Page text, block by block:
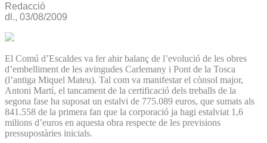
Redacció
dl., 03/08/2009
El Comú d’Escaldes va fer ahir balanç de l’evolució de les obres
d’embelliment de les avingudes Carlemany i Pont de la Tosca
(l’antiga Miquel Mateu). Tal com va manifestar el cònsol major,
Antoni Martí, el tancament de la certificació dels treballs de la
segona fase ha suposat un estalvi de 775.089 euros, que sumats als
841.558 de la primera fan que la corporació ja hagi estalviat 1,6
milions d’euros en aquesta obra respecte de les previsions
pressupostàries inicials.